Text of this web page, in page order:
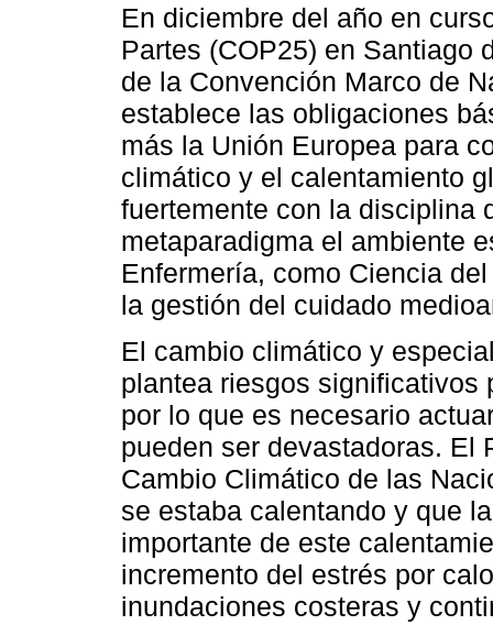
En diciembre del año en
Partes (COP25) en Santiago
de la Convención Marco de
establece las obligaciones
más la Unión Europea para
climático y el calentamiento
fuertemente con la disciplina
metaparadigma el ambiente
Enfermería, como Ciencia
la gestión del cuidado
El cambio climático y
plantea riesgos significativos
por lo que es necesario
pueden ser devastadoras. El
Cambio Climático de las
se estaba calentando y que
importante de este
incremento del estrés por
inundaciones costeras y